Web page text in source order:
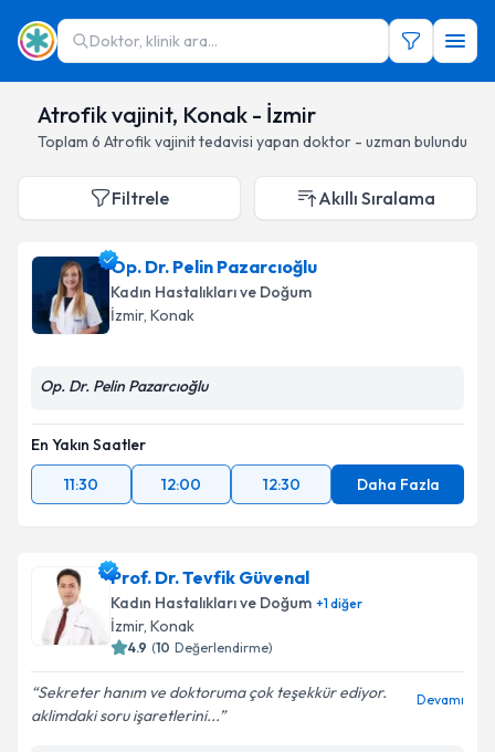
Doktor, klinik ara...
Atrofik vajinit, Konak - İzmir
Toplam 6 Atrofik vajinittedavisi yapan doktor - uzman bulundu
Filtrele Akıllı Sıralama
Op. Dr. Pelin Pazarcıoğlu
Kadın Hastalıkları ve Doğum
İzmir, Konak
Op. Dr. Pelin Pazarcıoğlu
En Yakın Saatler
11:30
12:00 12:30 Daha Fazla
Prof. Dr. Tevfik Güvenal
Kadın Hastalıkları ve Doğum +1diğer
İzmir, Konak
4.9 (10 Değerlendirme)
Sekreter hanım ve doktoruma çok teşekkür ediyor.
aklimdaki soru işaretlerini...
Devamı